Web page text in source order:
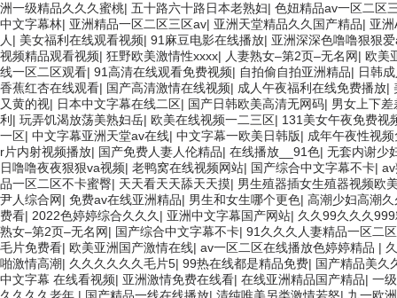
洲一级精品久久久蜜桃| 五十路六十路日本老熟妇| 色妞精品av一区二区
中文字幕林| 亚洲精品一区二区三区av| 亚洲天堂精品久久国产精品| 亚
人 | 美女福利在线观看视频| 91麻豆电影在线播放| 亚洲深深色噜噜狠狠
视频精品观看视频| 狂野欧美激情性xxxx| 人妻熟女–第2页–无名网| 欧美
线一区二区观看| 91高清在线观看免费视频| 自拍偷自拍亚洲精品| 日韩
香蕉红杏在线观看| 国产高清激情在线视频| 成人午夜福利在线免费播放|
又黄的视| 日本中文字幕在线二区| 国产日韩欧美高清无网码| 男女上下
利 | 玩弄饥渴放荡美熟妇岳| 欧美在线视频一二三区| 131美女午夜免费视
一区| 中文字幕亚洲天堂av在线| 中文字幕一欧美日韩版| 成年午夜性视
r片内射视频播放| 国产免费人妻人伦精品| 在线播放__91色| 无套内谢少
日噜噜夜夜狠狠va视频| 老鸭窝在线视频网站| 国产综合中文字幕不卡|
品一区二区不卡蜜臀| 天天看天天舔天天摸| 男生殖器插女生殖器视频欧
尹人综合网| 免费av在线亚洲精品| 男生和女生哪个更色| 高潮少妇高潮
费看| 2022色婷婷综合久久久 | 亚洲中文字幕国产网站| 久久99久久久
熟女–第2页–无名网| 国产综合中文字幕不卡| 91久久久人妻精品一区二区
毛片免费看| 欧美亚洲国产激情在线| av一区二区在线播放色婷婷精品 |
啪激情高潮| 久久久久久久毛片5| 99热在线都是精品免费| 国产精品美久
中文字幕 在线看视频| 亚洲激情免费在线看| 在线亚洲精品国产精品| 一